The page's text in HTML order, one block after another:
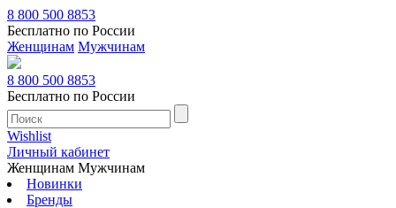
8 800 500 8853
Бесплатно по России
Женщинам Мужчинам
8 800 500 8853
Бесплатно по России
Wishlist
Личный кабинет
Женщинам Мужчинам
Новинки
Бренды